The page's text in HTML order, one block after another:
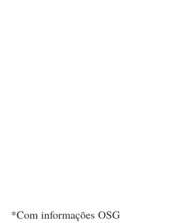
*Com informações OSG